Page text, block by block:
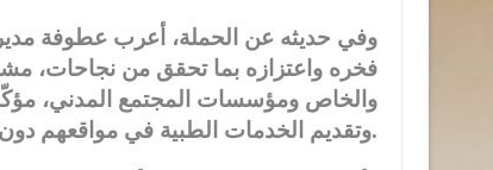
وفي حديثه عن الحملة، أعرب عطوفة
فخره واعتزازه بما تحقق من نجاحات،
والخاص ومؤسسات المجتمع المدني،
وتقديم الخدمات الطبية في مواقعهم دون عناء، لا سيما الفئات الأقل حظًا.